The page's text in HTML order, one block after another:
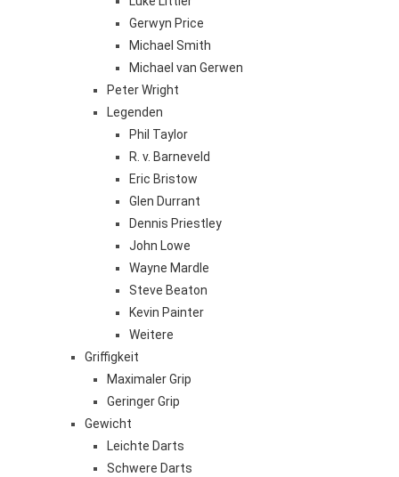
Gerwyn Price
Michael Smith
Michael van Gerwen
Peter Wright
Legenden
Phil Taylor
R. v. Barneveld
Eric Bristow
Glen Durrant
Dennis Priestley
John Lowe
Wayne Mardle
Steve Beaton
Kevin Painter
Weitere
Griffigkeit
Maximaler Grip
Geringer Grip
Gewicht
Leichte Darts
Schwere Darts